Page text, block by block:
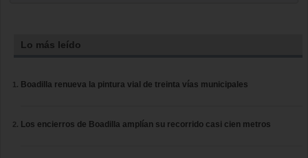
Lo más leído
Boadilla renueva la pintura vial de treinta vías municipales
Los encierros de Boadilla amplían su recorrido casi cien metros